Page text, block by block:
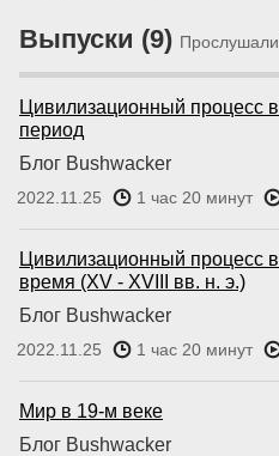
Выпуски (9)
Цивилизационный процесс в
период
Блог Bushwacker
2022.11.25 1 час 20 минут
Цивилизационный процесс
время (XV - XVIII вв. н. э.)
Блог Bushwacker
2022.11.25 1 час 20 минут
Мир в 19-м веке
Блог Bushwacker